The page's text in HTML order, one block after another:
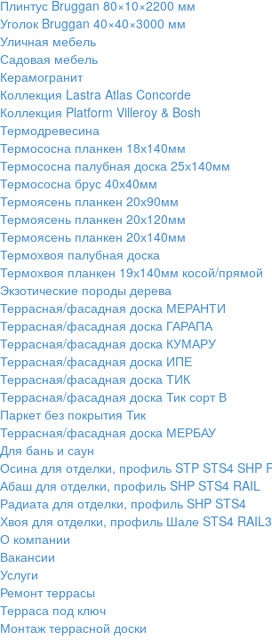
Плинтус Bruggan 80×10×2200 мм
Уголок Bruggan 40×40×3000 мм
Уличная мебель
Садовая мебель
Керамогранит
Коллекция Lastra Atlas Concorde
Коллекция Platform Villeroy & Bosh
Термодревесина
Термососна планкен 18х140мм
Термососна палубная доска 25х140мм
Термососна брус 40х40мм
Термоясень планкен 20х90мм
Термоясень планкен 20х120мм
Термоясень планкен 20х140мм
Термохвоя палубная доска
Термохвоя планкен 19х140мм косой/прямой
Экзотические породы дерева
Террасная/фасадная доска МЕРАНТИ
Террасная/фасадная доска ГАРАПА
Террасная/фасадная доска КУМАРУ
Террасная/фасадная доска ИПЕ
Террасная/фасадная доска ТИК
Террасная/фасадная доска Тик сорт В
Паркет без покрытия Тик
Террасная/фасадная доска МЕРБАУ
Для бань и саун
Осина для отделки, профиль STP STS4 SHP
Абаш для отделки, профиль SHP STS4 RAIL
Радиата для отделки, профиль SHP STS4
Хвоя для отделки, профиль Шале STS4 RAIL3
О компании
Вакансии
Услуги
Ремонт террасы
Терраса под ключ
Монтаж террасной доски